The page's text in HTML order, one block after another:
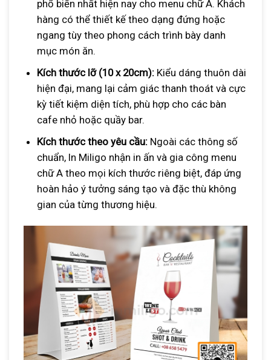
phổ biến nhất hiện nay cho menu chữ A. Khách
hàng có thể thiết kế theo dạng đứng hoặc
ngang tùy theo phong cách trình bày danh
mục món ăn.
Kích thước lỡ(10 x 20cm):Kiểu dáng thuôn dài
hiện đại, mang lại cảm giác thanh thoát và cực
kỳ tiết kiệm diện tích, phù hợp cho các bàn
cafe nhỏ hoặc quầy bar.
Kích thước theo yêu cầu:Ngoài các thông số
chuẩn, In Miligo nhận in ấn và gia công menu
chữ A theo mọi kích thước riêng biệt, đáp ứng
hoàn hảo ý tưởng sáng tạo và đặc thù không
gian của từng thương hiệu.